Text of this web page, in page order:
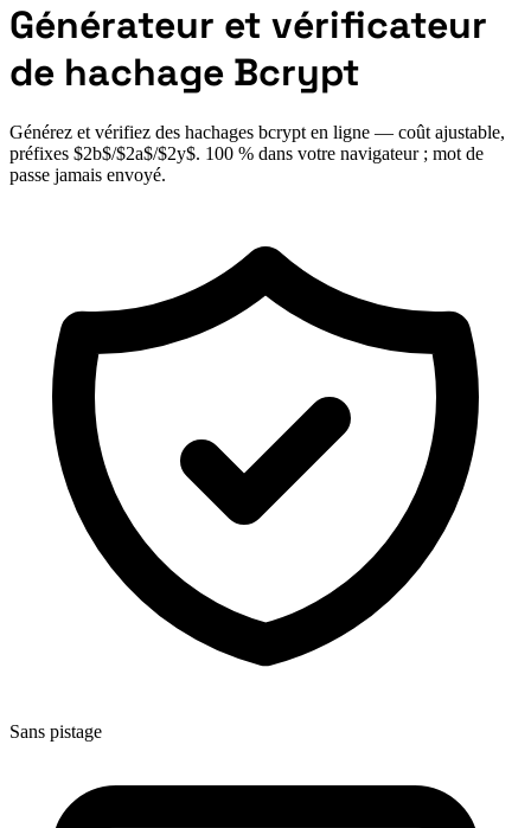
Générateur et vérificateur
de hachage Bcrypt
Générez et vérifiez des hachages bcrypt en ligne — coût ajustable,
préfixes $2b$/$2a$/$2y$. 100 % dans votre navigateur ; mot de
passe jamais envoyé.
Sans pistage